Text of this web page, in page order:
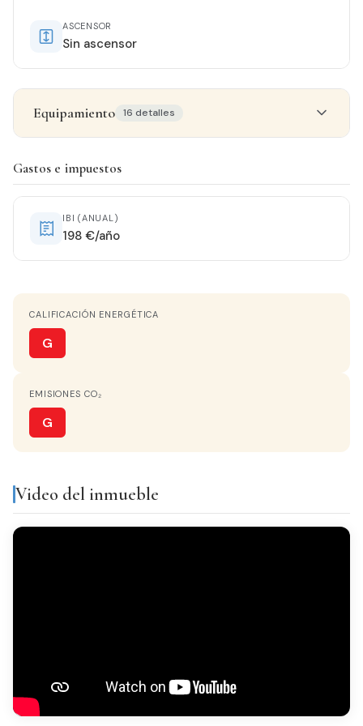
ASCENSOR
Sin ascensor
Equipamiento 16 detalles
ESTADO
Entrar a vivir
ORIENTACIÓN
TERRAZA
20 m²
Equipamiento y servicios
Gastos e impuestos
IBI (ANUAL)
198 €/año
CALIFICACIÓN ENERGÉTICA
G
EMISIONES CO₂
G
Video del inmueble